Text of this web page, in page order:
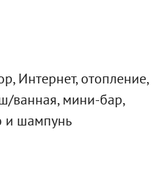
Интернет, отопление,
ванная, мини-бар,
и шампунь